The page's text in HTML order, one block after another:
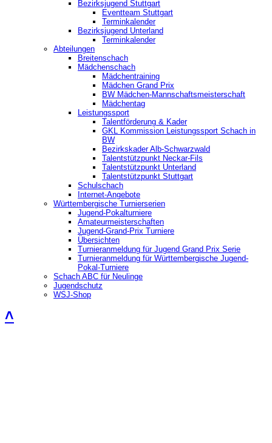
Bezirksjugend Stuttgart
‎Eventteam Stuttgart
Terminkalender
Bezirksjugend Unterland
Terminkalender
Abteilungen
Breitenschach
Mädchenschach
Mädchentraining
Mädchen Grand Prix
BW Mädchen-Mannschaftsmeisterschaft
Mädchentag
Leistungssport
Talentförderung & Kader
GKL Kommission Leistungssport Schach in
BW
Bezirkskader Alb-Schwarzwald
Talentstützpunkt Neckar-Fils
Talentstützpunkt Unterland
Talentstützpunkt Stuttgart
Schulschach
Internet-Angebote
Württembergische Turnierserien
Jugend-Pokalturniere
Amateurmeisterschaften
Jugend-Grand-Prix Turniere
Übersichten
Turnieranmeldung für Jugend Grand Prix Serie
Turnieranmeldung für Württembergische Jugend-
Pokal-Turniere
Schach ABC für Neulinge
Jugendschutz
WSJ-Shop
˄